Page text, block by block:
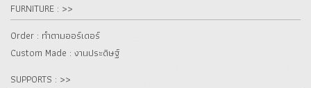
FURNITURE : >>
Order : ทำตามออร์เดอร์
Custom Made : งานประดิษฐ์
SUPPORTS : >>